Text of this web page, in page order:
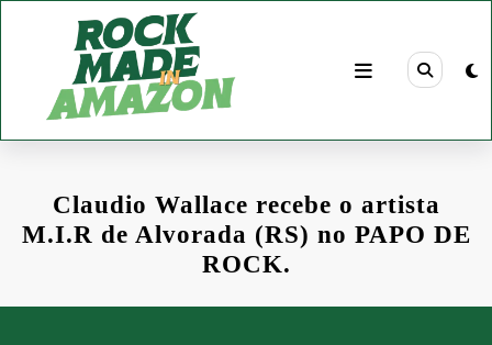
Claudio Wallace recebe o artista
M.I.R de Alvorada (RS) no PAPO DE
ROCK.